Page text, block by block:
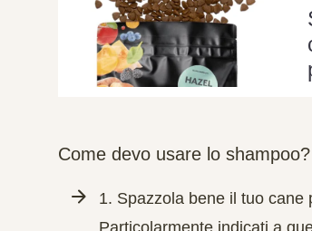
Come devo usare lo shampoo?
1. Spazzola bene il tuo cane
Particolarmente indicati a